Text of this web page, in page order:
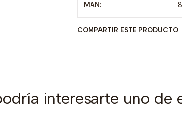
MAN:
COMPARTIR ESTE PRODUCTO
interesarte uno de